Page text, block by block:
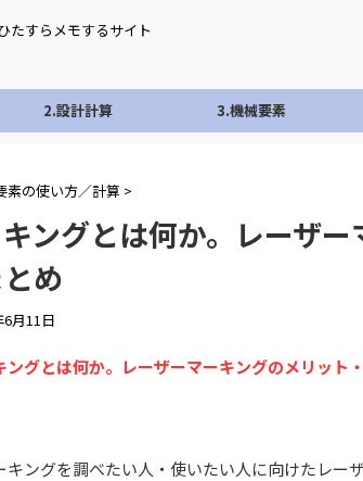
たすらメモするサイト
2.設計計算 3.機械要素
素の使い方／計算 >
ングとは何か。レーザ
め
6月11日
ングとは何か。レーザーマーキングのメリット
キングを調べたい人・使いたい人に向けたレー